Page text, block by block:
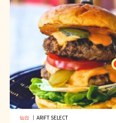
仙台 ｜ ARIFT SELECT